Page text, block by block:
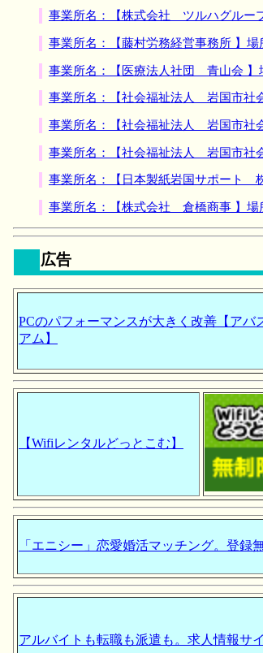
事業所名：【株式会社 ツルハグルー
事業所名：【藤村労務経営事務所 】場
事業所名：【医療法人社団 青山会 】
事業所名：【社会福祉法人 岩国市社
事業所名：【社会福祉法人 岩国市社
事業所名：【社会福祉法人 岩国市社
事業所名：【日本製紙岩国サポート
事業所名：【株式会社 倉橋商事 】場
広告
PCのパフォーマンスが大きく改善【アバ
アム】
【Wifiレンタルどっとこむ】
「エニシー」恋愛婚活マッチング。登録
アルバイトも転職も派遣も。求人情報サ